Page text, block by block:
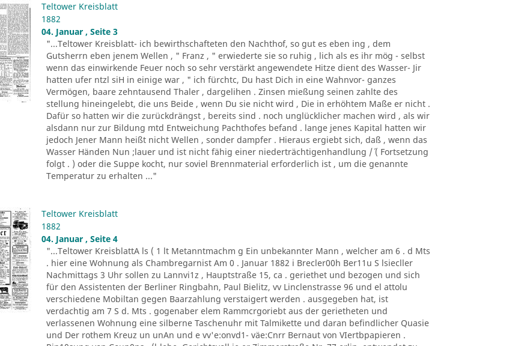
Teltower Kreisblatt
1882
04. Januar , Seite 3
"...Teltower Kreisblatt- ich bewirthschafteten den Nachthof, so gut es eben ing , dem
Gutsherrn eben jenem Wellen , " Franz , " erwiederte sie so ruhig , lich als es ihr mög - selbst
wenn das einwirkende Feuer noch so sehr verstärkt angewendete Hitze dient des Wasser- Jir
hatten ufer ntzl siH in einige war , " ich fürchtc, Du hast Dich in eine Wahnvor- ganzes
Vermögen, baare zehntausend Thaler , dargelihen . Zinsen mießung seinen zahlte des
stellung hineingelebt, die uns Beide , wenn Du sie nicht wird , Die in erhöhtem Maße er nicht .
Dafür so hatten wir die zurückdrängst , bereits sind . noch unglücklicher machen wird , als wir
alsdann nur zur Bildung mtd Entweichung Pachthofes befand . lange jenes Kapital hatten wir
jedoch Jener Mann heißt nicht Wellen , sonder dampfer . Hieraus ergiebt sich, daß , wenn das
Wasser Händen Nun ;lauer und ist nicht fähig einer niederträchtigenhandlung /´ ( Fortsetzung
folgt . ) oder die Suppe kocht, nur soviel Brennmaterial erforderlich ist , um die genannte
Temperatur zu erhalten ..."
Teltower Kreisblatt
1882
04. Januar , Seite 4
"...Teltower KreisblattA ls ( 1 lt Metanntmachm g Ein unbekannter Mann , welcher am 6 . d Mts
. hier eine Wohnung als Chambregarnist Am 0 . Januar 1882 i Brecler00h Ber11u S lsiecller
Nachmittags 3 Uhr sollen zu Lannvi1z , Hauptstraße 15, ca . geriethet und bezogen und sich
für den Assistenten der Berliner Ringbahn, Paul Bielitz, vv Linclenstrasse 96 und el attolu
verschiedene Mobiltan gegen Baarzahlung verstaigert werden . ausgegeben hat, ist
verdachtig am 7 S d. Mts . gogenaber elem Rammcrgoriebt aus der gerietheten und
verlassenen Wohnung eine silberne Taschenuhr mit Talmikette und daran befindlicher Quasie
und Der rothem Kreuz un unAn und e vv'e:onvd1- väe:Cnrr Bernaut von VIertbpapieren .